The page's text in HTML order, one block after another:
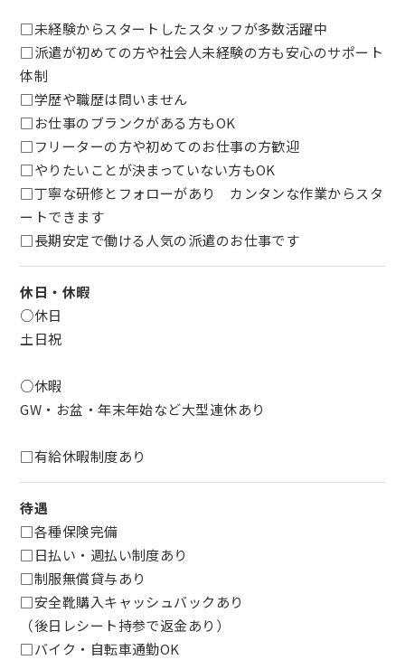
□未経験からスタートしたスタッフが多数活躍中
□派遣が初めての方や社会人未経験の方も安心のサポート
体制
□学歴や職歴は問いません
□お仕事のブランクがある方もOK
□フリーターの方や初めてのお仕事の方歓迎
□やりたいことが決まっていない方もOK
□丁寧な研修とフォローがあり カンタンな作業からスタ
ートできます
□長期安定で働ける人気の派遣のお仕事です
休日・休暇
○休日
土日祝
○休暇
GW・お盆・年末年始など大型連休あり
□有給休暇制度あり
待遇
□各種保険完備
□日払い・週払い制度あり
□制服無償貸与あり
□安全靴購入キャッシュバックあり
（後日レシート持参で返金あり）
□バイク・自転車通勤OK